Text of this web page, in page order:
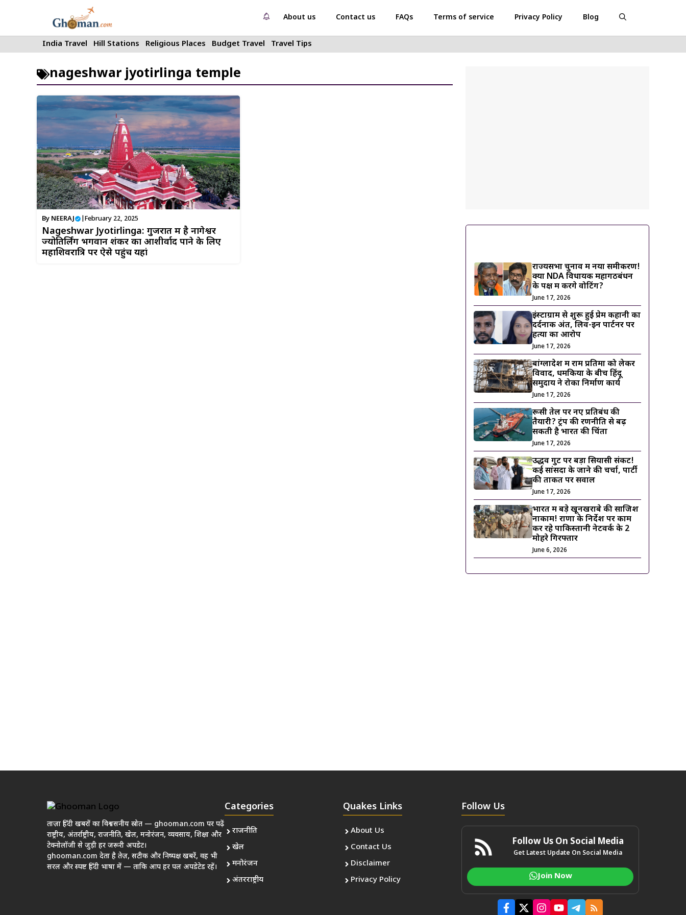
About us Contact us FAQs Terms of service Privacy Policy Blog
India Travel Hill Stations Religious Places Budget Travel Travel Tips
nageshwar jyotirlinga temple
By NEERAJ February 22, 2025
Nageshwar Jyotirlinga: गुजरात में है नागेश्वर
ज्योतिर्लिंग भगवान शंकर का आशीर्वाद पाने के लिए
महाशिवरात्रि पर ऐसे पहुंचें यहां
राज्यसभा चुनाव में नया समीकरण!
क्या NDA विधायक महागठबंधन
के पक्ष में करेंगे वोटिंग?
June 17, 2026
इंस्टाग्राम से शुरू हुई प्रेम कहानी का
दर्दनाक अंत, लिव-इन पार्टनर पर
हत्या का आरोप
June 17, 2026
बांग्लादेश में राम प्रतिमा को लेकर
विवाद, धमकियों के बीच हिंदू
समुदाय ने रोका निर्माण कार्य
June 17, 2026
रूसी तेल पर नए प्रतिबंध की
तैयारी? ट्रंप की रणनीति से बढ़
सकती है भारत की चिंता
June 17, 2026
उद्धव गुट पर बड़ा सियासी संकट!
कई सांसदों के जाने की चर्चा, पार्टी
की ताकत पर सवाल
June 17, 2026
भारत में बड़े खूनखराबे की साजिश
नाकाम! राणा के निर्देश पर काम
कर रहे पाकिस्तानी नेटवर्क के 2
मोहरे गिरफ्तार
June 6, 2026
ताज़ा हिंदी खबरों का विश्वसनीय स्रोत — ghooman.com पर पढ़ें
राष्ट्रीय, अंतर्राष्ट्रीय, राजनीति, खेल, मनोरंजन, व्यवसाय, शिक्षा और
टेक्नोलॉजी से जुड़ी हर जरूरी अपडेट।
ghooman.com देता है तेज़, सटीक और निष्पक्ष खबरें, वह भी
सरल और स्पष्ट हिंदी भाषा में — ताकि आप हर पल अपडेटेड रहें।
Categories
राजनीति
खेल
मनोरंजन
अंतरराष्ट्रीय
Quakes Links
About Us
Contact Us
Disclaimer
Privacy Policy
Follow Us
Follow Us On Social Media
Get Latest Update On Social Media
Join Now